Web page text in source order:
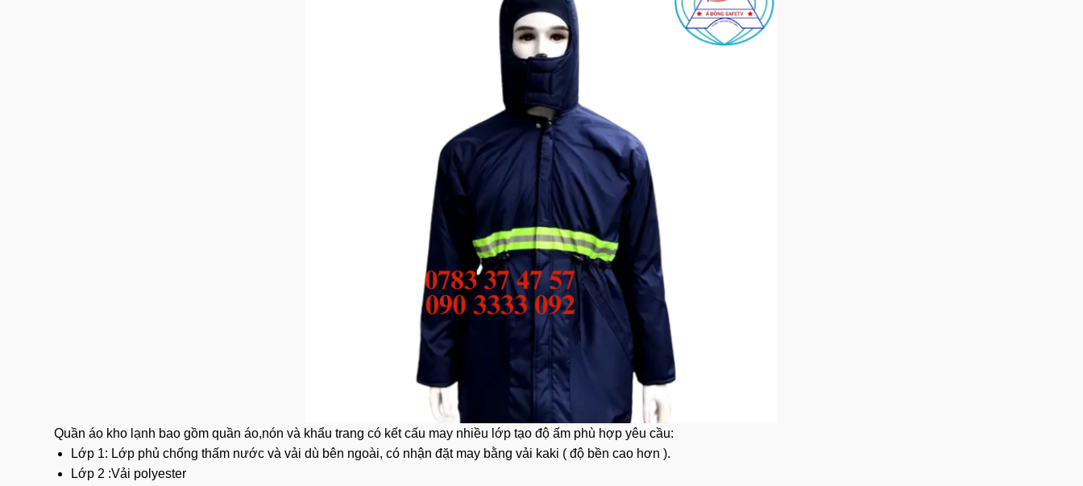
Quần áo kho lạnh bao gồm quần áo,nón và khẩu trang có kết cấu may nhiều lớp tạo độ ấm phù hợp yêu cầu:
Lớp 1: Lớp phủ chống thấm nước và vải dù bên ngoài, có nhận đặt may bằng vải kaki ( độ bền cao hơn ).
Lớp 2 :Vải polyester